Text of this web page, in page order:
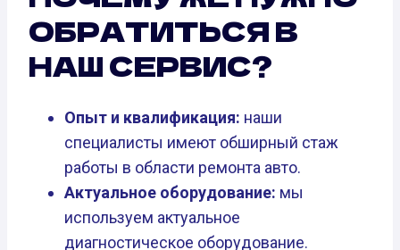
ОБРАТИТЬСЯ В
НАШ СЕРВИС?
Опыт и квалификация: наши
специалисты имеют обширный стаж
работы в области ремонта авто.
Актуальное оборудование: мы
используем актуальное
диагностическое оборудование.